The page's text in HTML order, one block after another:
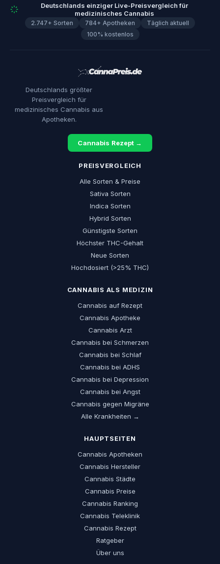
Deutschlands einziger Live-Preisvergleich für
medizinisches Cannabis
2.747+ Sorten 784+ Apotheken
Täglich aktuell
100% kostenlos
Deutschlands größter
Preisvergleich für
medizinisches Cannabis aus
Apotheken.
Cannabis Rezept →
PREISVERGLEICH
Alle Sorten & Preise
Sativa Sorten
Indica Sorten
Hybrid Sorten
Günstigste Sorten
Höchster THC-Gehalt
Neue Sorten
Hochdosiert (>25% THC)
CANNABIS ALS MEDIZIN
Cannabis auf Rezept
Cannabis Apotheke
Cannabis Arzt
Cannabis bei Schmerzen
Cannabis bei Schlaf
Cannabis bei ADHS
Cannabis bei Depression
Cannabis bei Angst
Cannabis gegen Migräne
Alle Krankheiten →
HAUPTSEITEN
Cannabis Apotheken
Cannabis Hersteller
Cannabis Städte
Cannabis Preise
Cannabis Ranking
Cannabis Teleklinik
Cannabis Rezept
Ratgeber
Über uns